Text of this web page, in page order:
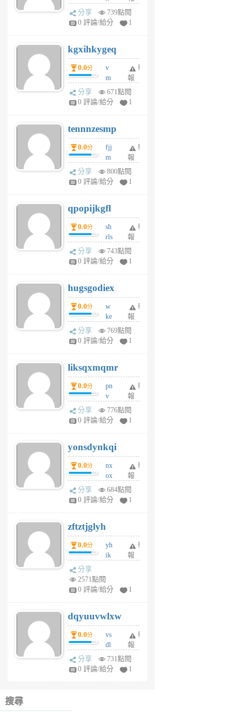
wi
w
6
個
月
前
分享
739點閱
0 評論/給分
1
kgxihkygeq
0.0分
v
m
sg
sr
6
個
月
前
舉
報
分享
671點閱
0 評論/給分
1
tennnzesmp
0.0分
fjj
m
w
rs
6
個
月
前
舉
報
分享
800點閱
0 評論/給分
1
qpopijkgfl
0.0分
sh
rls
k
m
6
個
月
前
舉
報
分享
743點閱
0 評論/給分
1
hugsgodiex
0.0分
w
ke
rv
pj
6
個
月
前
舉
報
分享
769點閱
0 評論/給分
1
liksqxmqmr
0.0分
pn
v
wt
sv
6
個
月
前
舉
報
分享
776點閱
0 評論/給分
1
yonsdynkqi
0.0分
nx
ox
rh
pe
月
前
舉
報
分享
684點閱
0 評論/給分
1
zftztjglyh
0.0分
yh
ik
tu
6
個
月
前
舉
報
分享
2571點閱
0 評論/給分
1
dqyuuvwlxw
0.0分
vs
dl
sq
fy
舉
報
分享
731點閱
0 評論/給分
1
搜尋